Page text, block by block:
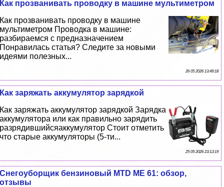
Как прозванивать проводку в машине мультиметром
Как прозванивать проводку в машине
мультиметром Проводка в машине:
разбираемся с предназначением
Понравилась статья? Следите за новыми
идеями полезных...
26 05 2026 13:49:18
Как заряжать аккумулятор зарядкой
Как заряжать аккумулятор зарядкой Зарядка
аккумулятора или как правильно зарядить
разрядившийсяаккумулятор Стоит отметить
что старые аккумуляторы (5-ти...
25 05 2026 23:13:19
Снегоуборщик бензиновый MTD ME 61: обзор,
отзывы